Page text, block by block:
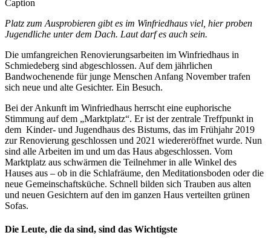
Caption
Platz zum Ausprobieren gibt es im Winfriedhaus viel, hier proben
Jugendliche unter dem Dach. Laut darf es auch sein.
Die umfangreichen Renovierungsarbeiten im Winfriedhaus in
Schmiedeberg sind abgeschlossen. Auf dem jährlichen
Bandwochenende für junge Menschen Anfang November trafen
sich neue und alte Gesichter. Ein Besuch.
Bei der Ankunft im Winfriedhaus herrscht eine euphorische
Stimmung auf dem „Marktplatz“. Er ist der zentrale Treffpunkt in
dem Kinder- und Jugendhaus des Bistums, das im Frühjahr 2019
zur Renovierung geschlossen und 2021 wiedereröffnet wurde. Nun
sind alle Arbeiten im und um das Haus abgeschlossen. Vom
Marktplatz aus schwärmen die Teilnehmer in alle Winkel des
Hauses aus – ob in die Schlafräume, den Meditationsboden oder die
neue Gemeinschaftsküche. Schnell bilden sich Trauben aus alten
und neuen Gesichtern auf den im ganzen Haus verteilten grünen
Sofas.
Die Leute, die da sind, sind das Wichtigste